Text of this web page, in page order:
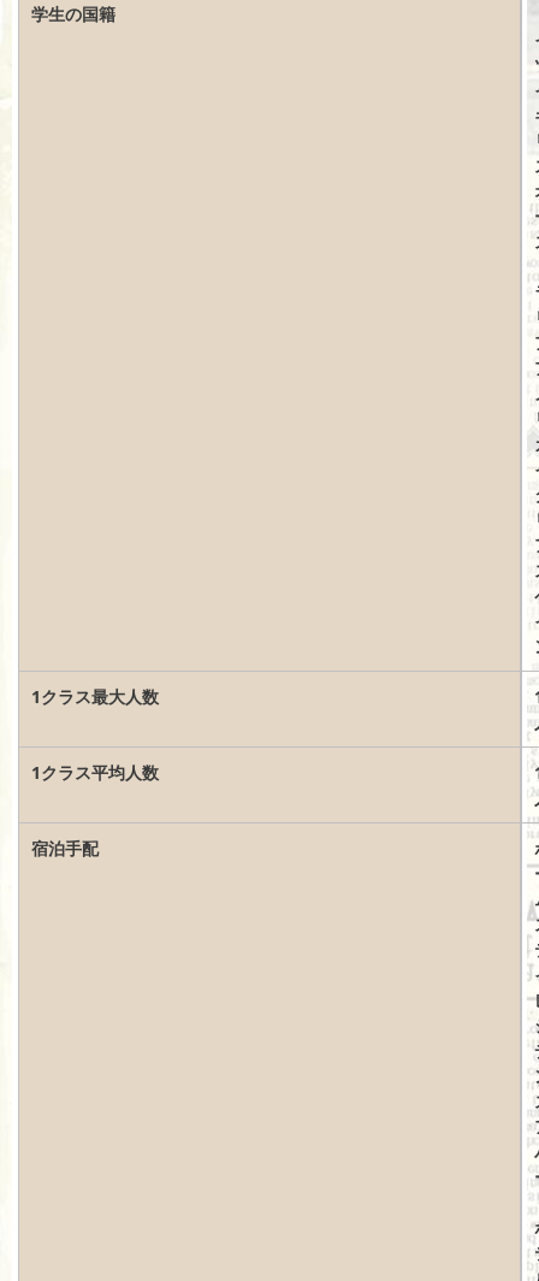
学生の国籍
1クラス最大人数
1クラス平均人数
宿泊手配